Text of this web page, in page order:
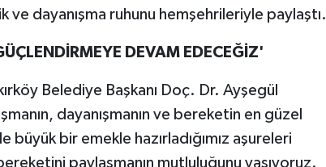
ve dayanışma ruhunu hemşehrileriyle paylaştı.
DEVAM EDECEĞİZ'
Belediye Başkanı Doç. Dr. Ayşegül
dayanışmanın ve bereketin en güzel
bir emekle hazırladığımız aşureleri
paylaşmanın mutluluğunu yaşıyoruz.